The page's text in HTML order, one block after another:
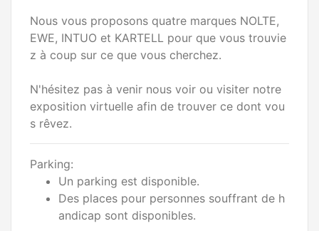
Nous vous proposons quatre marques NOLTE,
EWE, INTUO et KARTELL pour que vous trouvie
z à coup sur ce que vous cherchez.
N'hésitez pas à venir nous voir ou visiter notre
exposition virtuelle afin de trouver ce dont vou
s rêvez.
Parking:
Un parking est disponible.
Des places pour personnes souffrant de h
andicap sont disponibles.